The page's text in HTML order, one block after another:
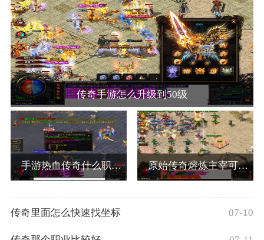
传奇手游怎么升级到50级
手游热血传奇什么职业好 原始传奇熔炼主宰可以获得什么
传奇里面怎么快速找坐标 07-10